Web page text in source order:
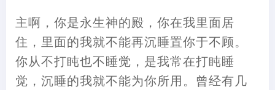
主啊，你是永生神的殿，你在我里面居
住，里面的我就不能再沉睡置你于不顾。
你从不打盹也不睡觉，是我常在打盹睡
觉，沉睡的我就不能为你所用。曾经有几